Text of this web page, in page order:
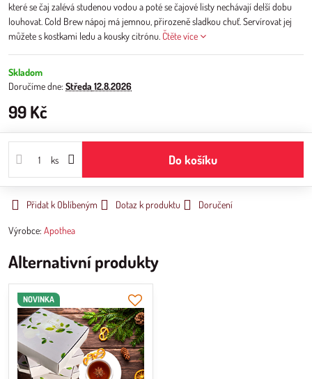
které se čaj zalévá studenou vodou a poté se čajové listy nechávají delší dobu
louhovat. Cold Brew nápoj má jemnou, přirozeně sladkou chuť. Servírovat jej
můžete s kostkami ledu a kousky citrónu. Čtěte více
Skladom
Doručíme dne: Středa 12.8.2026
99 Kč
ks Do košíku
Přidat k Oblíbeným Dotaz k produktu Doručení
Výrobce: Apothea
Alternativní produkty
NOVINKA